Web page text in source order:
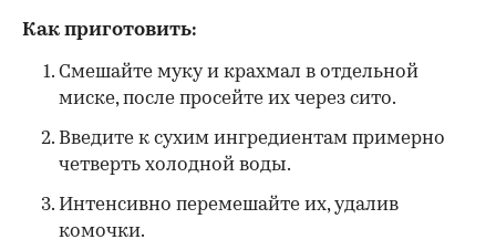
Как приготовить:
Смешайте муку и крахмал в отдельной
миске, после просейте их через сито.
Введите к сухим ингредиентам примерно
четверть холодной воды.
Интенсивно перемешайте их, удалив
комочки.